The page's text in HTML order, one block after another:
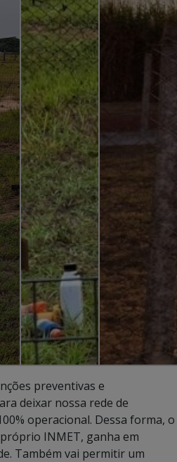
preventivas e
deixar nossa rede de
operacional. Dessa forma, o
INMET, ganha em
Também vai permitir um